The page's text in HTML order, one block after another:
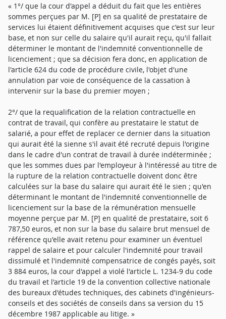
« 1°/ que la cour d'appel a déduit du fait que les entières
sommes perçues par M. [P] en sa qualité de prestataire de
services lui étaient définitivement acquises que c'est sur leur
base, et non sur celle du salaire qu'il aurait reçu, qu'il fallait
déterminer le montant de l'indemnité conventionnelle de
licenciement ; que sa décision fera donc, en application de
l'article 624 du code de procédure civile, l'objet d'une
annulation par voie de conséquence de la cassation à
intervenir sur la base du premier moyen ;
2°/ que la requalification de la relation contractuelle en
contrat de travail, qui confère au prestataire le statut de
salarié, a pour effet de replacer ce dernier dans la situation
qui aurait été la sienne s'il avait été recruté depuis l'origine
dans le cadre d'un contrat de travail à durée indéterminée ;
que les sommes dues par l'employeur à l'intéressé au titre de
la rupture de la relation contractuelle doivent donc être
calculées sur la base du salaire qui aurait été le sien ; qu'en
déterminant le montant de l'indemnité conventionnelle de
licenciement sur la base de la rémunération mensuelle
moyenne perçue par M. [P] en qualité de prestataire, soit 6
787,50 euros, et non sur la base du salaire brut mensuel de
référence qu'elle avait retenu pour examiner un éventuel
rappel de salaire et pour calculer l'indemnité pour travail
dissimulé et l'indemnité compensatrice de congés payés, soit
3 884 euros, la cour d'appel a violé l'article L. 1234-9 du code
du travail et l'article 19 de la convention collective nationale
des bureaux d'études techniques, des cabinets d'ingénieurs-
conseils et des sociétés de conseils dans sa version du 15
décembre 1987 applicable au litige. »